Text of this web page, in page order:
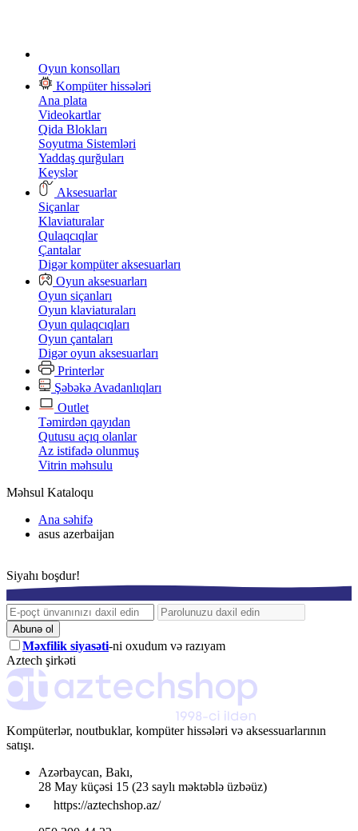
Oyun konsolları
Kompüter hissələri
Ana plata
Videokartlar
Qida Blokları
Soyutma Sistemləri
Yaddaş qurğuları
Keyslər
Aksesuarlar
Siçanlar
Klaviaturalar
Qulaqcıqlar
Çantalar
Digər kompüter aksesuarları
Oyun aksesuarları
Oyun siçanları
Oyun klaviaturaları
Oyun qulaqcıqları
Oyun çantaları
Digər oyun aksesuarları
Printerlər
Şəbəkə Avadanlıqları
Outlet
Təmirdən qayıdan
Qutusu açıq olanlar
Az istifadə olunmuş
Vitrin məhsulu
Məhsul Kataloqu
Ana səhifə
asus azerbaijan
Siyahı boşdur!
Abunə ol
Məxfilik siyasəti-ni oxudum və razıyam
Aztech şirkəti
Kompüterlər, noutbuklar, kompüter hissələri və aksessuarlarının
satışı.
Azərbaycan, Bakı,
28 May küçəsi 15 (23 saylı məktəblə üzbəüz)
https://aztechshop.az/